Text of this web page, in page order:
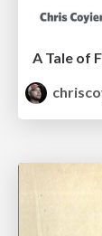
A Tale of